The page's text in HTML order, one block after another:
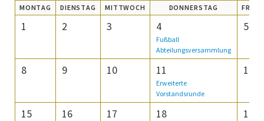
MONTAG DIENSTAG MITTWOCH DONNERSTAG FR
1 2 3 4
Fußball
Abteilungsversammlung
5
8 9 10 11
Erweiterte
Vorstandsrunde
12
15 16 17 18 19